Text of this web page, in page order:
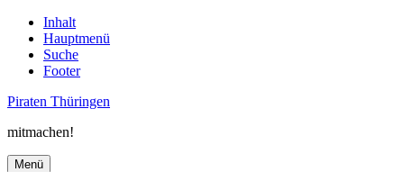
Inhalt
Hauptmenü
Suche
Footer
Piraten Thüringen
mitmachen!
Menü